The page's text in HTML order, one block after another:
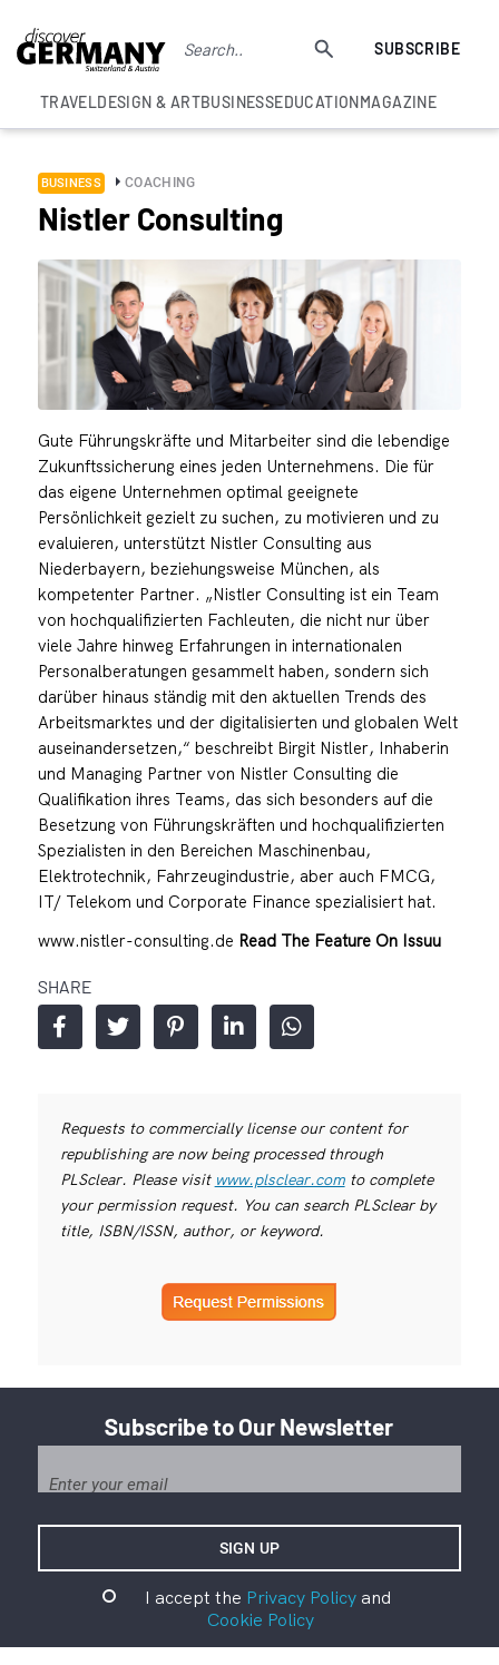
SUBSCRIBE
TRAVELDESIGN & ARTBUSINESSEDUCATIONMAGAZINE
BUSINESS COACHING
Nistler Consulting
Gute Führungskräfte und Mitarbeiter sind die lebendige
Zukunftssicherung eines jeden Unternehmens. Die für
das eigene Unternehmen optimal geeignete
Persönlichkeit gezielt zu suchen, zu motivieren und zu
evaluieren, unterstützt Nistler Consulting aus
Niederbayern, beziehungsweise München, als
kompetenter Partner. „Nistler Consulting ist ein Team
von hochqualifizierten Fachleuten, die nicht nur über
viele Jahre hinweg Erfahrungen in internationalen
Personalberatungen gesammelt haben, sondern sich
darüber hinaus ständig mit den aktuellen Trends des
Arbeitsmarktes und der digitalisierten und globalen Welt
auseinandersetzen,“ beschreibt Birgit Nistler, Inhaberin
und Managing Partner von Nistler Consulting die
Qualifikation ihres Teams, das sich besonders auf die
Besetzung von Führungskräften und hochqualifizierten
Spezialisten in den Bereichen Maschinenbau,
Elektrotechnik, Fahrzeugindustrie, aber auch FMCG,
IT/ Telekom und Corporate Finance spezialisiert hat.
www.nistler-consulting.de Read The Feature On Issuu
SHARE
Requests to commercially license our content for
republishing are now being processed through
PLSclear. Please visit www.plsclear.comto complete
your permission request. You can search PLSclear by
title, ISBN/ISSN, author, or keyword.
Subscribe to Our Newsletter
I accept the Privacy Policyand
Cookie Policy